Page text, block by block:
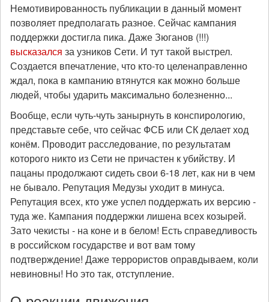
Немотивированность публикации в данный момент
позволяет предполагать разное. Сейчас кампания
поддержки достигла пика. Даже Зюганов (!!!)
высказался за узников Сети. И тут такой выстрел.
Создается впечатление, что кто-то целенаправленно
ждал, пока в кампанию втянутся как можно больше
людей, чтобы ударить максимально болезненно...
Вообще, если чуть-чуть занырнуть в конспирологию,
представьте себе, что сейчас ФСБ или СК делает ход
конём. Проводит расследование, по результатам
которого никто из Сети не причастен к убийству. И
пацаны продолжают сидеть свои 6-18 лет, как ни в чем
не бывало. Репутация Медузы уходит в минуса.
Репутация всех, кто уже успел поддержать их версию -
туда же. Кампания поддержки лишена всех козырей.
Зато чекисты - на коне и в белом! Есть справедливость
в российском государстве и вот вам тому
подтверждение! Даже террористов оправдываем, коли
невиновны! Но это так, отступление.